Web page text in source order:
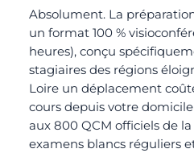
Absolument. La
un format 100 %
heures), conçu
stagiaires des régions
Loire un déplacement
cours depuis votre
aux 800 QCM officiels de la
examens blancs réguliers